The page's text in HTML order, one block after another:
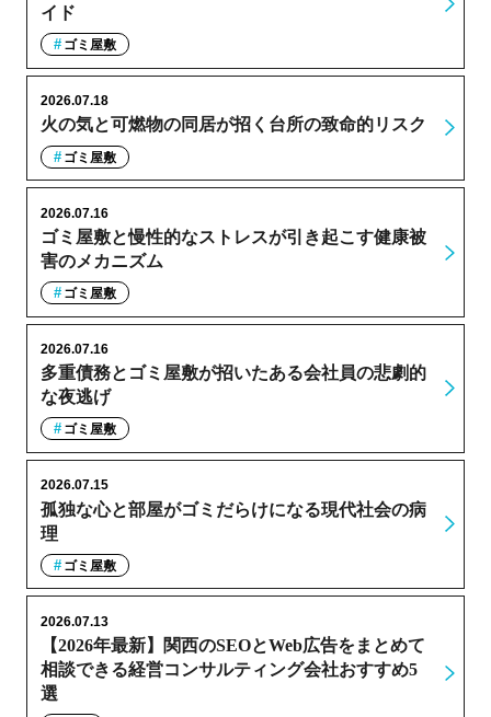
イド
ゴミ屋敷
火の気と可燃物の同居が招く台所の致命的リスク
2026.07.18
ゴミ屋敷
ゴミ屋敷と慢性的なストレスが引き起こす健康被
害のメカニズム
2026.07.16
ゴミ屋敷
多重債務とゴミ屋敷が招いたある会社員の悲劇的
な夜逃げ
2026.07.16
ゴミ屋敷
孤独な心と部屋がゴミだらけになる現代社会の病
理
2026.07.15
ゴミ屋敷
【2026年最新】関西のSEOとWeb広告をまとめて
相談できる経営コンサルティング会社おすすめ5
選
2026.07.13